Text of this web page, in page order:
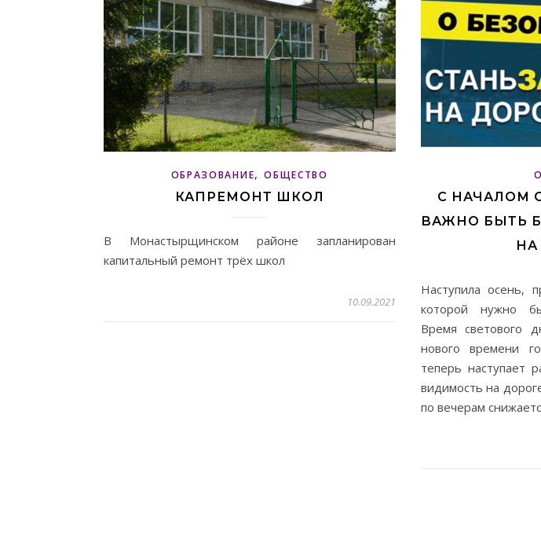
ОБРАЗОВАНИЕ,ОБЩЕСТВО
КАПРЕМОНТ ШКОЛ
В Монастырщинском районе запланирован
капитальный ремонт трёх школ
10.09.2021
С НАЧАЛОМ
ВАЖНО БЫТЬ
Наступила осень,
которой нужно
Время светового
нового времени
теперь наступает
видимость на
по вечерам